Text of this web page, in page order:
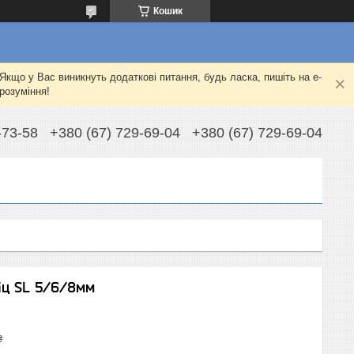
Кошик
у Вас виникнуть додаткові питання, будь ласка, пишіть на e-
58 +380 (67) 729-69-04 +380 (67) 729-69-04
SL 5/6/8мм